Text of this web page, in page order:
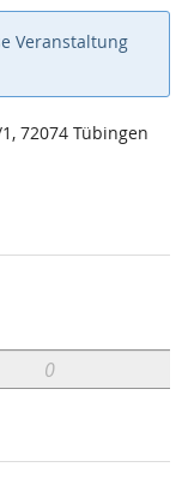
Veranstaltung
72074 Tübingen